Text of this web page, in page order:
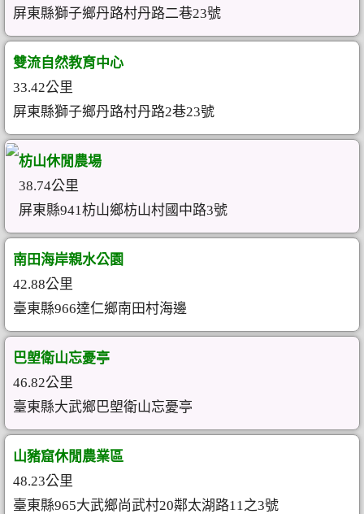
屏東縣獅子鄉丹路村丹路二巷23號
雙流自然教育中心
33.42公里
屏東縣獅子鄉丹路村丹路2巷23號
枋山休閒農場
38.74公里
屏東縣941枋山鄉枋山村國中路3號
南田海岸親水公園
42.88公里
臺東縣966達仁鄉南田村海邊
巴塱衛山忘憂亭
46.82公里
臺東縣大武鄉巴塱衛山忘憂亭
山豬窟休閒農業區
48.23公里
臺東縣965大武鄉尚武村20鄰太湖路11之3號